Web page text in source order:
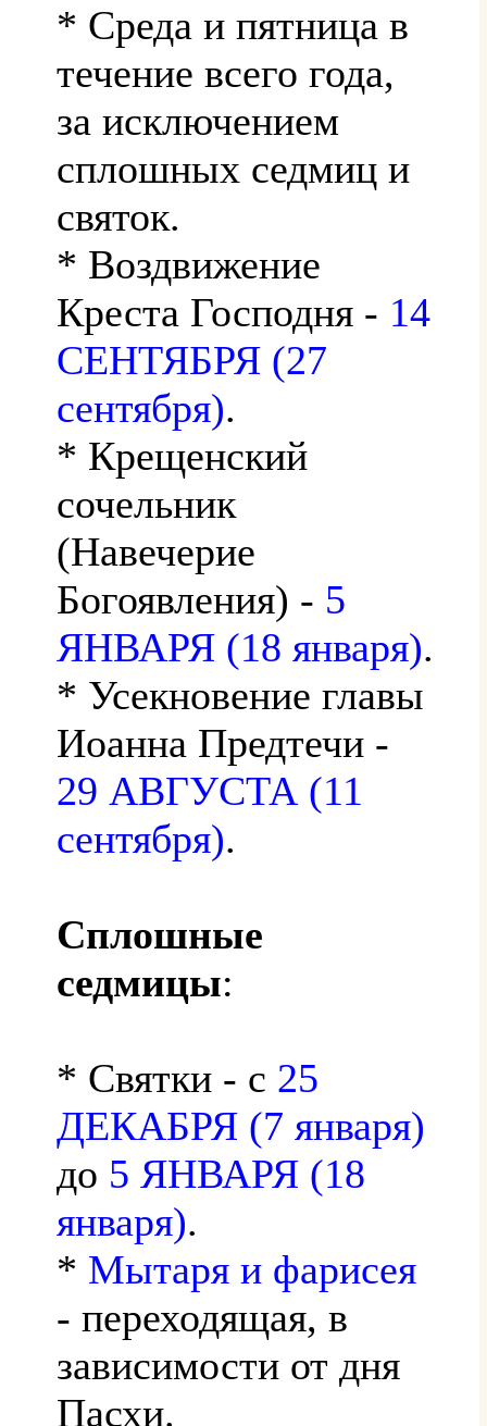
* Среда и пятница в
течение всего года,
за исключением
сплошных седмиц и
святок.
* Воздвижение
Креста Господня - 14
СЕНТЯБРЯ (27
сентября).
* Крещенский
сочельник
(Навечерие
Богоявления) - 5
ЯНВАРЯ (18 января).
* Усекновение главы
Иоанна Предтечи -
29 АВГУСТА (11
сентября).
Сплошные
седмицы:
* Святки - с 25
ДЕКАБРЯ (7 января)
до 5 ЯНВАРЯ (18
января).
* Мытаря и фарисея
- переходящая, в
зависимости от дня
Пасхи.